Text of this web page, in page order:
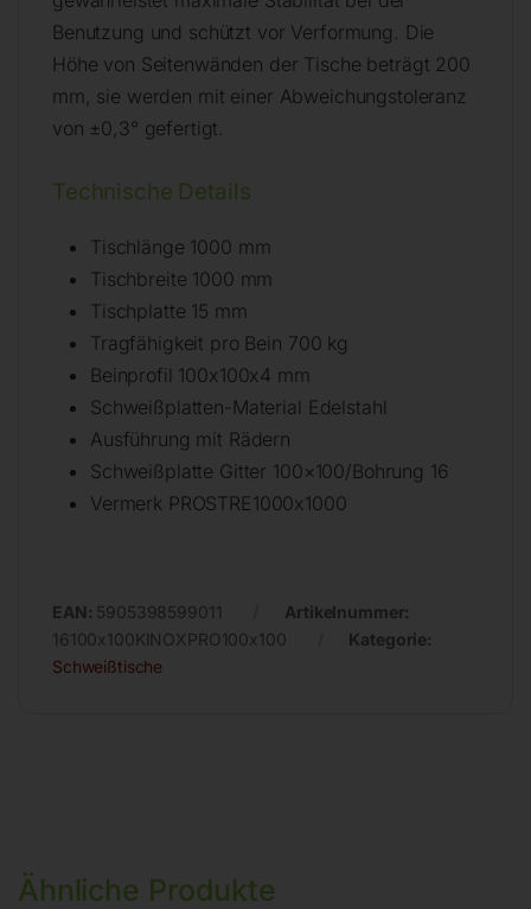
Benutzung und schützt vor Verformung. Die
Höhe von Seitenwänden der Tische beträgt 200
mm, sie werden mit einer Abweichungstoleranz
von ±0,3° gefertigt.
Technische Details
Tischlänge 1000 mm
Tischbreite 1000 mm
Tischplatte 15 mm
Tragfähigkeit pro Bein 700 kg
Beinprofil 100x100x4 mm
Schweißplatten-Material Edelstahl
Ausführung mit Rädern
Schweißplatte Gitter 100×100/Bohrung 16
Vermerk PROSTRE1000x1000
EAN: 5905398599011
Artikelnummer:
16100x100KINOXPRO100x100
Kategorie:
Schweißtische
Ähnliche Produkte